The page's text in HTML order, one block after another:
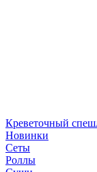
Креветочный
Новинки
Сеты
Роллы